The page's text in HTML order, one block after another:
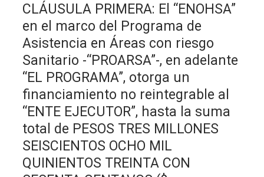
CLÁUSULA PRIMERA: El “ENOHSA”
en el marco del Programa de
Asistencia en Áreas con riesgo
Sanitario -“PROARSA”-, en adelante
“EL PROGRAMA”, otorga un
financiamiento no reintegrable al
“ENTE EJECUTOR”, hasta la suma
total de PESOS TRES MILLONES
SEISCIENTOS OCHO MIL
QUINIENTOS TREINTA CON